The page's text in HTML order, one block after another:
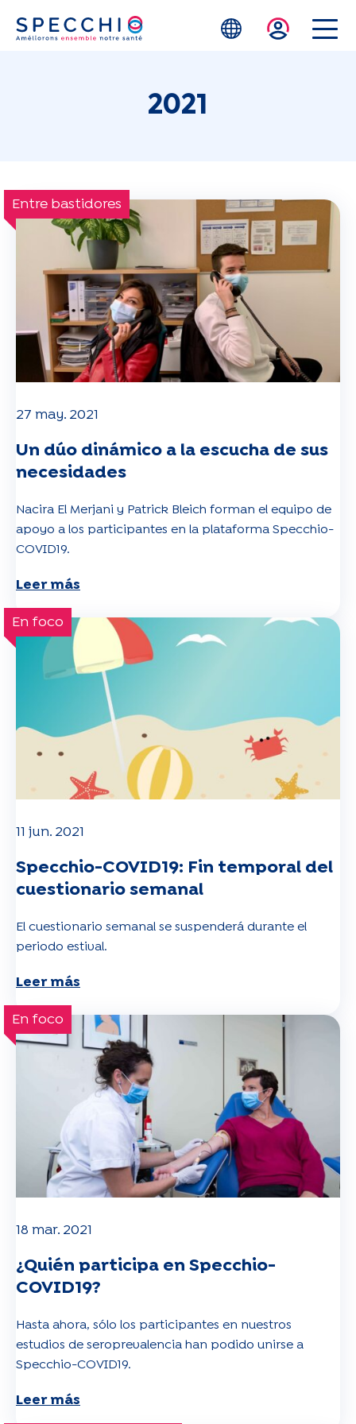
Skip to main content
2021
Entre bastidores
27 may. 2021
Un dúo dinámico a la escucha de sus
necesidades
Nacira El Merjani y Patrick Bleich forman el equipo de
apoyo a los participantes en la plataforma Specchio-
COVID19.
Leer más
En foco
11 jun. 2021
Specchio-COVID19: Fin temporal del
cuestionario semanal
El cuestionario semanal se suspenderá durante el
periodo estival.
Leer más
En foco
18 mar. 2021
¿Quién participa en Specchio-
COVID19?
Hasta ahora, sólo los participantes en nuestros
estudios de seroprevalencia han podido unirse a
Specchio-COVID19.
Leer más